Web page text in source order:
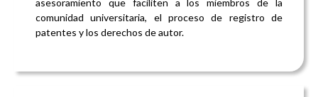
asesoramiento que faciliten a los miembros de la
comunidad universitaria, el proceso de registro de
patentes y los derechos de autor.